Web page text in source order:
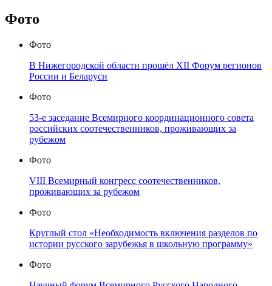
Фото
Фото
В Нижегородской области прошёл XII Форум регионов
России и Беларуси
Фото
53-е заседание Всемирного координационного совета
российских соотечественников, проживающих за
рубежом
Фото
VIII Всемирный конгресс соотечественников,
проживающих за рубежом
Фото
Круглый стол «Необходимость включения разделов по
истории русского зарубежья в школьную программу»
Фото